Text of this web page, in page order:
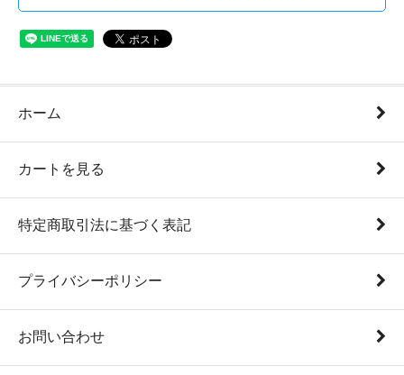
ホーム
カートを見る
特定商取引法に基づく表記
プライバシーポリシー
お問い合わせ